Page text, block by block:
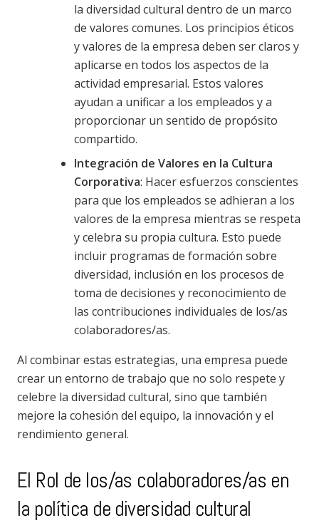
la diversidad cultural dentro de un marco
de valores comunes. Los principios éticos
y valores de la empresa deben ser claros y
aplicarse en todos los aspectos de la
actividad empresarial. Estos valores
ayudan a unificar a los empleados y a
proporcionar un sentido de propósito
compartido.
Integración de Valores en la Cultura
Corporativa: Hacer esfuerzos conscientes
para que los empleados se adhieran a los
valores de la empresa mientras se respeta
y celebra su propia cultura. Esto puede
incluir programas de formación sobre
diversidad, inclusión en los procesos de
toma de decisiones y reconocimiento de
las contribuciones individuales de los/as
colaboradores/as.
Al combinar estas estrategias, una empresa puede
crear un entorno de trabajo que no solo respete y
celebre la diversidad cultural, sino que también
mejore la cohesión del equipo, la innovación y el
rendimiento general.
El Rol de los/as colaboradores/as en
la política de diversidad cultural